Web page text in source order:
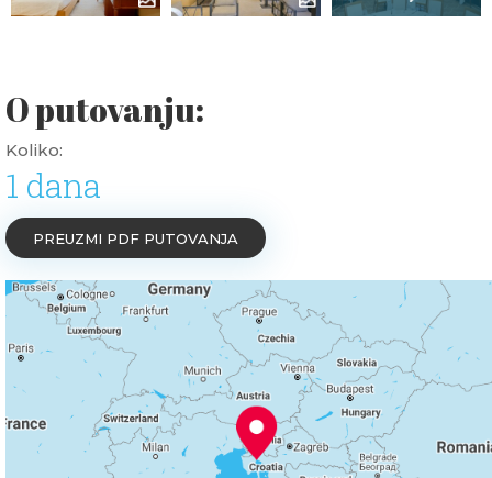
O putovanju:
Koliko:
1 dana
PREUZMI PDF PUTOVANJA